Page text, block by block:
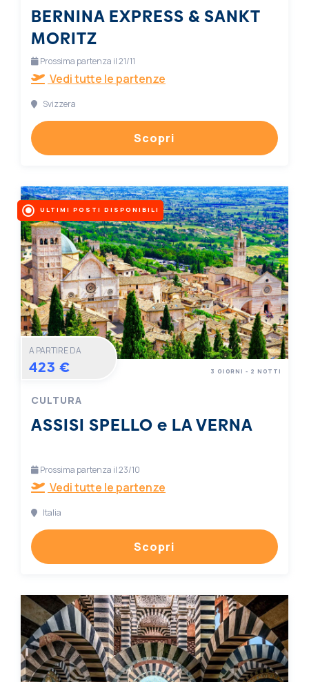
BERNINA EXPRESS & SANKT
MORITZ
Prossima partenza il 21/11
Vedi tutte le partenze
Svizzera
Scopri
ULTIMI POSTI DISPONIBILI
A PARTIRE DA
423 €
CULTURA
ASSISI SPELLO e LA VERNA
3 GIORNI - 2 NOTTI
Prossima partenza il 23/10
Vedi tutte le partenze
Italia
Scopri